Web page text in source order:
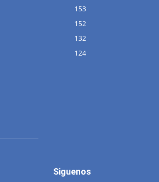
153
152
132
124
Siguenos